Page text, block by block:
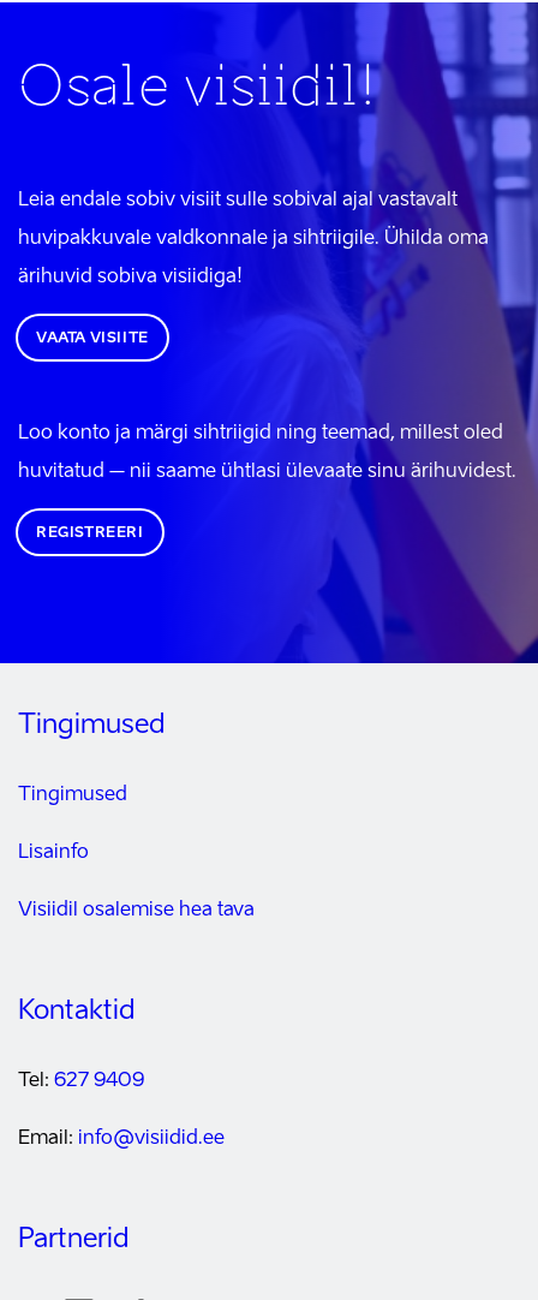
Osale visiidil!
Leia endale sobiv visiit sulle sobival ajal vastavalt
huvipakkuvale valdkonnale ja sihtriigile. Ühilda oma
ärihuvid sobiva visiidiga!
VAATA VISIITE
Loo konto ja märgi sihtriigid ning teemad, millest oled
huvitatud – nii saame ühtlasi ülevaate sinu ärihuvidest.
REGISTREERI
Tingimused
Tingimused
Lisainfo
Visiidil osalemise hea tava
Kontaktid
Tel: 627 9409
Email: info@visiidid.ee
Partnerid